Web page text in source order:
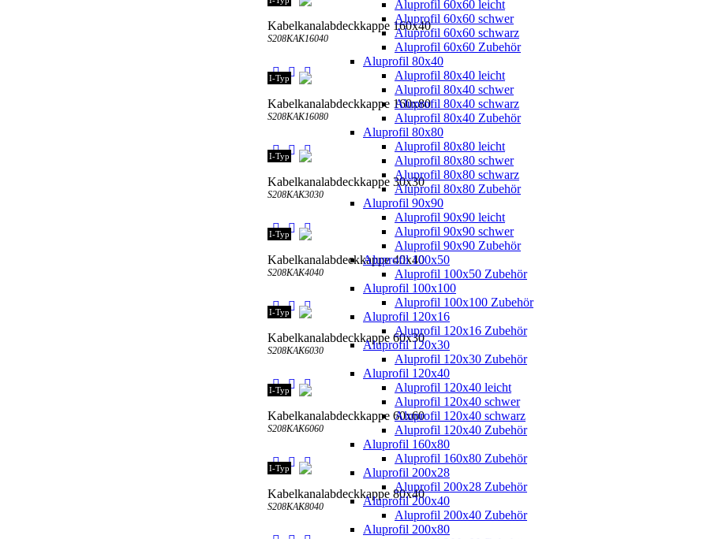
Aluprofil 60x60 leicht
Aluprofil 60x60 schwer
Aluprofil 60x60 schwarz
Aluprofil 60x60 Zubehör
Aluprofil 80x40
Aluprofil 80x40 leicht
Aluprofil 80x40 schwer
Aluprofil 80x40 schwarz
Aluprofil 80x40 Zubehör
Aluprofil 80x80
Aluprofil 80x80 leicht
Aluprofil 80x80 schwer
Aluprofil 80x80 schwarz
Aluprofil 80x80 Zubehör
Aluprofil 90x90
Aluprofil 90x90 leicht
Aluprofil 90x90 schwer
Aluprofil 90x90 Zubehör
Aluprofil 100x50
Aluprofil 100x50 Zubehör
Aluprofil 100x100
Aluprofil 100x100 Zubehör
Aluprofil 120x16
Aluprofil 120x16 Zubehör
Aluprofil 120x30
Aluprofil 120x30 Zubehör
Aluprofil 120x40
Aluprofil 120x40 leicht
Aluprofil 120x40 schwer
Aluprofil 120x40 schwarz
Aluprofil 120x40 Zubehör
Aluprofil 160x80
Aluprofil 160x80 Zubehör
Aluprofil 200x28
Aluprofil 200x28 Zubehör
Aluprofil 200x40
Aluprofil 200x40 Zubehör
Aluprofil 200x80
Kabelkanalabdeckkappe 160x40
S208KAK16040
Kabelkanalabdeckkappe 160x80
S208KAK16080
I-Typ
Kabelkanalabdeckkappe 30x30
S208KAK3030
I-Typ
Kabelkanalabdeckkappe 40x40
S208KAK4040
I-Typ
Kabelkanalabdeckkappe 60x30
S208KAK6030
I-Typ
Kabelkanalabdeckkappe 60x60
S208KAK6060
I-Typ
Kabelkanalabdeckkappe 80x40
S208KAK8040
I-Typ